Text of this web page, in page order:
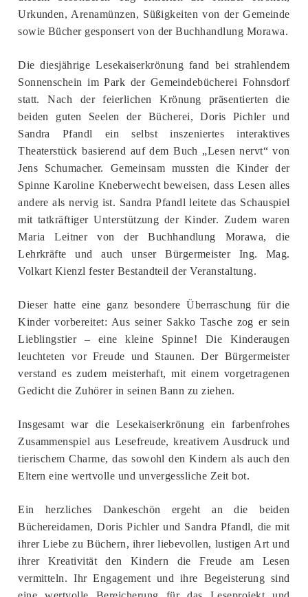
Urkunden, Arenamünzen, Süßigkeiten von der Gemeinde
sowie Bücher gesponsert von der Buchhandlung Morawa.
Die diesjährige Lesekaiserkrönung fand bei strahlendem
Sonnenschein im Park der Gemeindebücherei Fohnsdorf
statt. Nach der feierlichen Krönung präsentierten die
beiden guten Seelen der Bücherei, Doris Pichler und
Sandra Pfandl ein selbst inszeniertes interaktives
Theaterstück basierend auf dem Buch „Lesen nervt“ von
Jens Schumacher. Gemeinsam mussten die Kinder der
Spinne Karoline Kneberwecht beweisen, dass Lesen alles
andere als nervig ist. Sandra Pfandl leitete das Schauspiel
mit tatkräftiger Unterstützung der Kinder. Zudem waren
Maria Leitner von der Buchhandlung Morawa, die
Lehrkräfte und auch unser Bürgermeister Ing. Mag.
Volkart Kienzl fester Bestandteil der Veranstaltung.
Dieser hatte eine ganz besondere Überraschung für die
Kinder vorbereitet: Aus seiner Sakko Tasche zog er sein
Lieblingstier – eine kleine Spinne! Die Kinderaugen
leuchteten vor Freude und Staunen. Der Bürgermeister
verstand es zudem meisterhaft, mit einem vorgetragenen
Gedicht die Zuhörer in seinen Bann zu ziehen.
Insgesamt war die Lesekaiserkrönung ein farbenfrohes
Zusammenspiel aus Lesefreude, kreativem Ausdruck und
tierischem Charme, das sowohl den Kindern als auch den
Eltern eine wertvolle und unvergessliche Zeit bot.
Ein herzliches Dankeschön ergeht an die beiden
Büchereidamen, Doris Pichler und Sandra Pfandl, die mit
ihrer Liebe zu Büchern, ihrer liebevollen, lustigen Art und
ihrer Kreativität den Kindern die Freude am Lesen
vermitteln. Ihr Engagement und ihre Begeisterung sind